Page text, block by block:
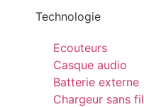
Technologie
Ecouteurs
Casque audio
Batterie externe
Chargeur sans fil